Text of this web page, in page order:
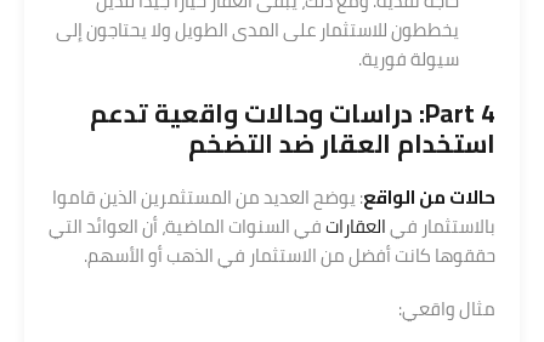
يخططون للاستثمار على المدى الطويل ولا يحتاجون إلى
سيولة فورية.
Part 4: دراسات وحالات واقعية تدعم
استخدامالعقارضد التضخم
حالات من الواقع: يوضح العديد من المستثمرين الذين قاموا
بالاستثمار فيالعقاراتفي السنوات الماضية، أن العوائد التي
حققوها كانت أفضل من الاستثمار في الذهب أو الأسهم.
مثال واقعي: